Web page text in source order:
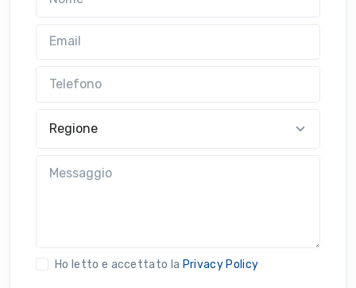
Ho letto e accettato la Privacy Policy